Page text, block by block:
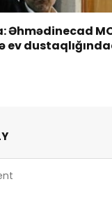
Əhmədinecad
ev